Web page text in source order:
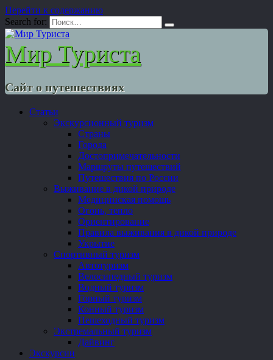
Перейти к содержанию
Search for:
Мир Туриста
Сайт о путешествиях
Статьи
Экскурсионный туризм
Страны
Города
Достопримечательности
Маршруты путешествий
Путешествия по России
Выживание в дикой природе
Медицинская помощь
Огонь, тепло
Ориентирование
Правила выживания в дикой природе
Укрытие
Спортивный туризм
Автотуризм
Велосипедный туризм
Водный туризм
Горный туризм
Конный туризм
Пешеходный туризм
Экстремальный туризм
Дайвинг
Экскурсии